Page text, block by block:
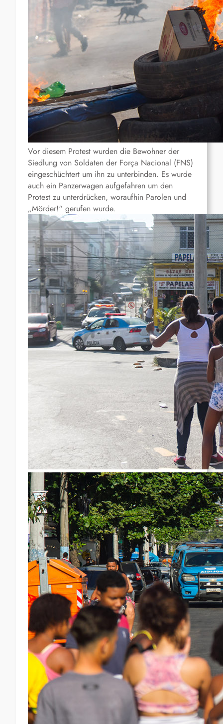
Vor diesem Protest wurden die Bewohner der
Siedlung von Soldaten der Força Nacional (FNS)
eingeschüchtert um ihn zu unterbinden. Es wurde
auch ein Panzerwagen aufgefahren um den
Protest zu unterdrücken, woraufhin Parolen und
„Mörder!“ gerufen wurde.